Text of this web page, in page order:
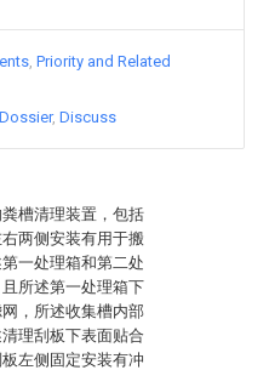
槽清理装置，包括
两侧安装有用于搬
一处理箱和第二处
所述第一处理箱下
，所述收集槽内部
理刮板下表面贴合
左侧固定安装有冲
Priority and Related
Discuss